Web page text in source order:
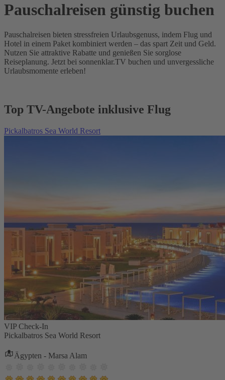
Pauschalreisen günstig buchen
Pauschalreisen bieten stressfreien Urlaubsgenuss, indem Flug und
Hotel in einem Paket kombiniert werden – das spart Zeit und Geld.
Nutzen Sie attraktive Rabatte und genießen Sie sorglose
Reiseplanung. Jetzt bei sonnenklar.TV buchen und unvergessliche
Urlaubsmomente erleben!
Top TV-Angebote inklusive Flug
Pickalbatros Sea World Resort
VIP Check-In
Pickalbatros Sea World Resort
Ägypten - Marsa Alam